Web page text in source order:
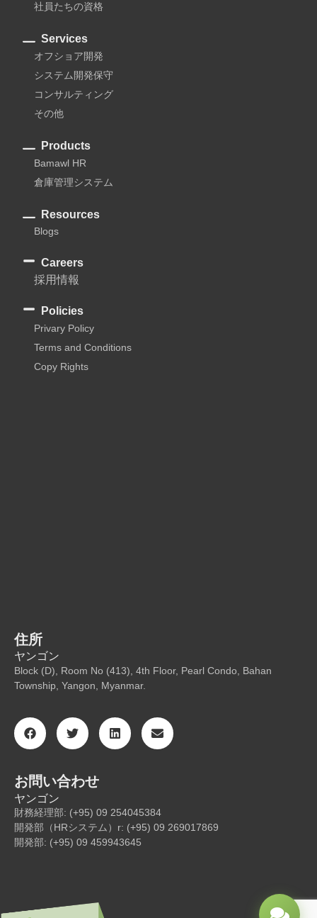
社員たちの資格
Services
オフショア開発
システム開発保守
コンサルティング
その他
Products
Bamawl HR
倉庫管理システム
Resources
Blogs
Careers
採用情報
Policies
Privary Policy
Terms and Conditions
Copy Rights
住所
ヤンゴン
Block (D), Room No (413), 4th Floor, Pearl Condo, Bahan
Township, Yangon, Myanmar.
お問い合わせ
ヤンゴン
財務経理部: (+95) 09 254045384
開発部（HRシステム）r: (+95) 09 269017869
開発部: (+95) 09 459943645